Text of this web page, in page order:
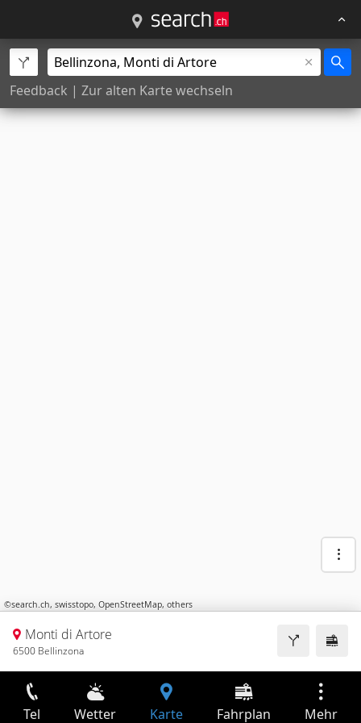
Feedback | Zur alten Karte wechseln
©search.ch, swisstopo, OpenStreetMap, others
Monti di Artore
6500 Bellinzona
Tel Wetter Karte Fahrplan Mehr